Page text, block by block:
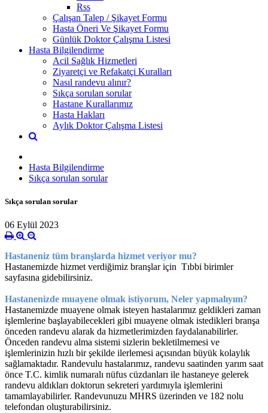
Rss
Çalışan Talep / Şikayet Formu
Hasta Öneri Ve Şikayet Formu
Günlük Doktor Çalışma Listesi
Hasta Bilgilendirme
Acil Sağlık Hizmetleri
Ziyaretçi ve Refakatçi Kuralları
Nasıl randevu alınır?
Sıkça sorulan sorular
Hastane Kurallarımız
Hasta Hakları
Aylık Doktor Çalışma Listesi
Hasta Bilgilendirme
Sıkça sorulan sorular
Sıkça sorulan sorular
06 Eylül 2023
Hastaneniz tüm branşlarda hizmet veriyor mu?
Hastanemizde hizmet verdiğimiz branşlar için Tıbbi birimler
sayfasına gidebilirsiniz.
Hastanenizde muayene olmak istiyorum, Neler yapmalıyım?
Hastanemizde muayene olmak isteyen hastalarımız geldikleri zaman
işlemlerine başlayabilecekleri gibi muayene olmak istedikleri branşa
önceden randevu alarak da hizmetlerimizden faydalanabilirler.
Önceden randevu alma sistemi sizlerin bekletilmemesi ve
işlemlerinizin hızlı bir şekilde ilerlemesi açısından büyük kolaylık
sağlamaktadır. Randevulu hastalarımız, randevu saatinden yarım saat
önce T.C. kimlik numaralı nüfus cüzdanları ile hastaneye gelerek
randevu aldıkları doktorun sekreteri yardımıyla işlemlerini
tamamlayabilirler. Randevunuzu MHRS üzerinden ve 182 nolu
telefondan oluşturabilirsiniz.